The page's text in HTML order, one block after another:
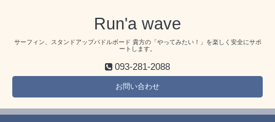
Run'a wave
サーフィン、スタンドアップパドルボード 貴方の「やってみたい！」を楽しく安全にサポ
ートします。
093-281-2088
お問い合わせ